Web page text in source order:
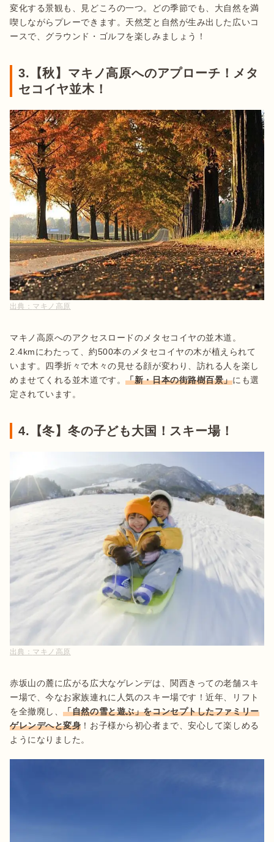
変化する景観も、見どころの一つ。どの季節でも、大自然を満
喫しながらプレーできます。天然芝と自然が生み出した広いコ
ースで、グラウンド・ゴルフを楽しみましょう！
3.【秋】マキノ高原へのアプローチ！メタ
セコイヤ並木！
出典： マキノ高原
マキノ高原へのアクセスロードのメタセコイヤの並木道。
2.4kmにわたって、約500本のメタセコイヤの木が植えられて
います。四季折々で木々の見せる顔が変わり、訪れる人を楽し
めませてくれる並木道です。「新・日本の街路樹百景」にも選
定されています。
4.【冬】冬の子ども大国！スキー場！
出典： マキノ高原
赤坂山の麓に広がる広大なゲレンデは、関西きっての老舗スキ
ー場で、今なお家族連れに人気のスキー場です！近年、リフト
を全撤廃し、「自然の雪と遊ぶ」をコンセプトしたファミリー
ゲレンデへと変身 ！お子様から初心者まで、安心して楽しめる
ようになりました。